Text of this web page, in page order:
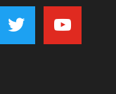
twitter youtube